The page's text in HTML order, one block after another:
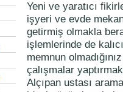
Yeni ve yaratıcı
işyeri ve evde
getirmiş olmakla
işlemlerinde de
memnun
çalışmalar
Alçıpan ustası